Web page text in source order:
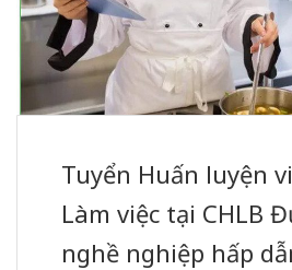
Tuyển Huấn luyện
Làm việc tại CHLB
nghề nghiệp hấp